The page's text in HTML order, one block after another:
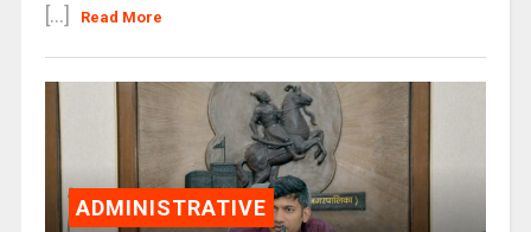
[...]
Read More
ADMINISTRATIVE